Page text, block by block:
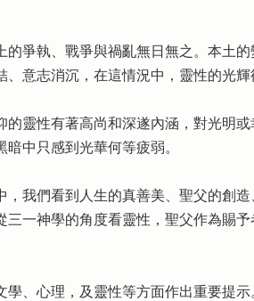
爭執、戰爭與禍亂無日無之。本土
意志消沉，在這情況中，靈性的光輝
靈性有著高尚和深遂內涵，對光明或
中只感到光華何等疲弱。
我們看到人生的真善美、聖父的創造
一神學的角度看靈性，聖父作為賜
、心理，及靈性等方面作出重要提